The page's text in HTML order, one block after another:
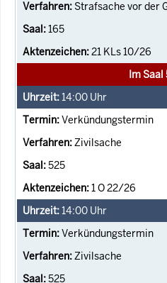
Strafsache vor der
165
21 KLs 10/26
Im Saal
14:00 Uhr
Verkündungstermin
Zivilsache
525
1 O 22/26
14:00 Uhr
Verkündungstermin
Zivilsache
525